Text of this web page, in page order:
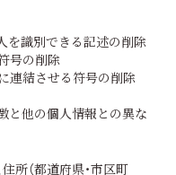
を識別できる記述の削除
号の削除
連結させる符号の削除
と他の個人情報との異な
所（都道府県・市区町